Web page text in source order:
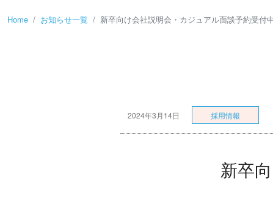
Home お知らせ一覧 新卒向け会社説明会・カジュアル面談予約受付
2024年3月14日
新卒